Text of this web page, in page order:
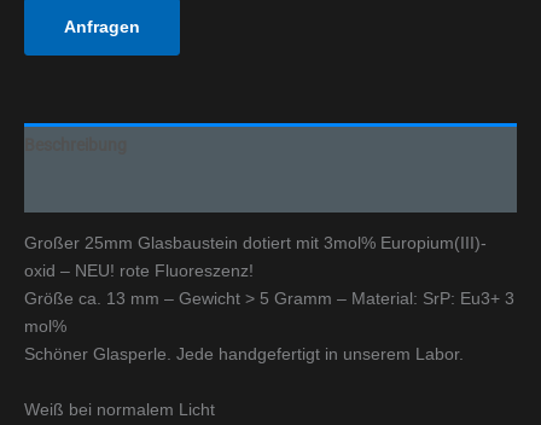
Anfragen
Großer 25mm Glasbaustein dotiert mit 3mol% Europium(III)-
oxid – NEU! rote Fluoreszenz!
Größe ca. 13 mm – Gewicht > 5 Gramm – Material: SrP: Eu3+ 3
mol%
Schöner Glasperle. Jede handgefertigt in unserem Labor.
Weiß bei normalem Licht